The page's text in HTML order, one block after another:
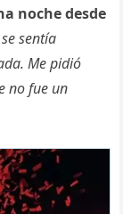
noche desde
sentía
Me pidió
no fue un